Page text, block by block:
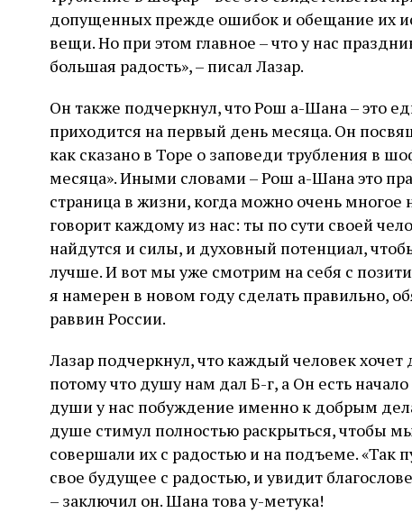
допущенных прежде ошибок и обещание их
вещи. Но при этом главное – что у нас
большая радость», – писал Лазар.
Он также подчеркнул, что Рош а-Шана – это
приходится на первый день месяца. Он
как сказано в Торе о заповеди трубления в
месяца». Иными словами – Рош а-Шана это
страница в жизни, когда можно очень многое
говорит каждому из нас: ты по сути своей
найдутся и силы, и духовный потенциал,
лучше. И вот мы уже смотрим на себя с
я намерен в новом году сделать правильно,
раввин России.
Лазар подчеркнул, что каждый человек
потому что душу нам дал Б-г, а Он есть
души у нас побуждение именно к добрым
душе стимул полностью раскрыться, чтобы
совершали их с радостью и на подъеме. «Так
свое будущее с радостью, и увидит
– заключил он. Шана това у-метука!